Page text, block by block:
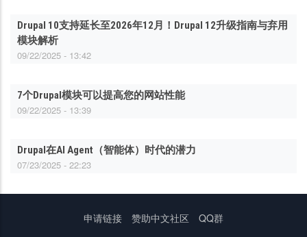
Drupal 10支持延长至2026年12月！Drupal 12升级指南与弃用
模块解析
09/22/2025 - 13:42
7个Drupal模块可以提高您的网站性能
09/22/2025 - 13:39
Drupal在AI Agent（智能体）时代的潜力
07/23/2025 - 22:23
申请链接 赞助中文社区 QQ群